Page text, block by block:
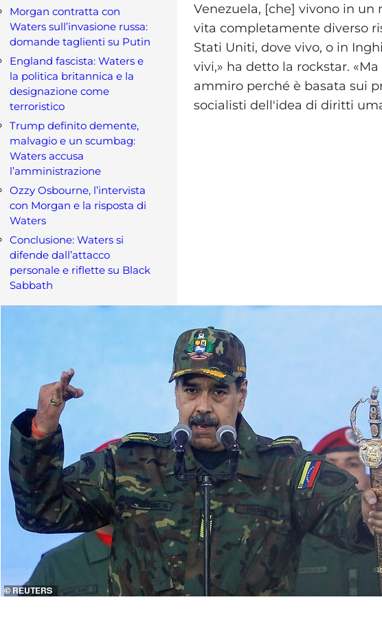
Morgan contratta con
Waters sull’invasione russa:
domande taglienti su Putin
England fascista: Waters e
la politica britannica e la
designazione come
terroristico
Trump definito demente,
malvagio e un scumbag:
Waters accusa
l’amministrazione
Ozzy Osbourne, l’intervista
con Morgan e la risposta di
Waters
Conclusione: Waters si
difende dall’attacco
personale e riflette su Black
Sabbath
Venezuela, [che] vivono in un
vita completamente diverso
Stati Uniti, dove vivo, o in
vivi,» ha detto la rockstar.
ammiro perché è basata sui
socialisti dell'idea di diritti